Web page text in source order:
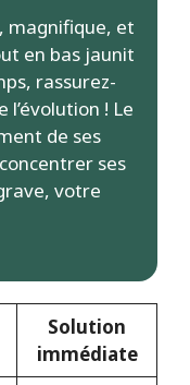
magnifique, et
en bas jaunit
rassurez-
l’évolution ! Le
de ses
ses
votre
Solution
immédiate